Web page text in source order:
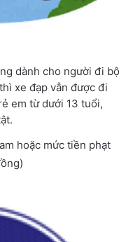
dành cho người đi bộ
xe đạp vẫn được đi
em từ dưới 13 tuổi,
hoặc mức tiền phạt